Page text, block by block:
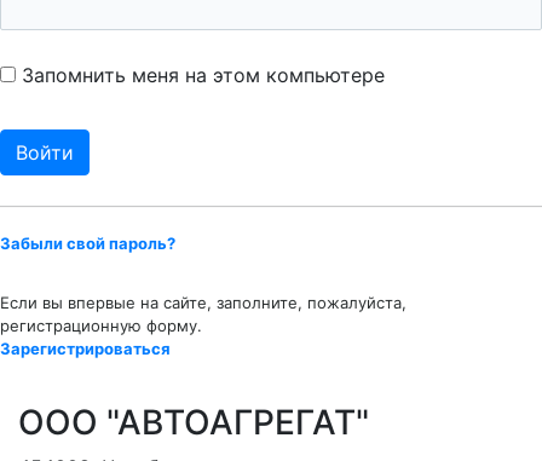
Запомнить меня на этом компьютере
Забыли свой пароль?
Если вы впервые на сайте, заполните, пожалуйста,
регистрационную форму.
Зарегистрироваться
ООО "АВТОАГРЕГАТ"